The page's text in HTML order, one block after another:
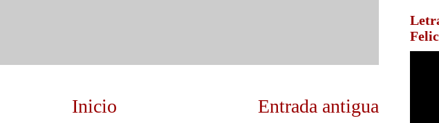
Entrada antigua
Inicio